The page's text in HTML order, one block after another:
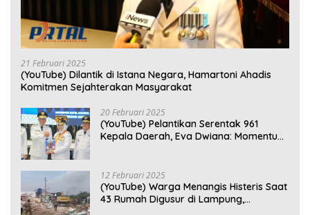
21 Februari 2025
(YouTube) Dilantik di Istana Negara, Hamartoni Ahadis
Komitmen Sejahterakan Masyarakat
20 Februari 2025
(YouTube) Pelantikan Serentak 961
Kepala Daerah, Eva Dwiana: Momentum
12 Februari 2025
(YouTube) Warga Menangis Histeris Saat
43 Rumah Digusur di Lampung,